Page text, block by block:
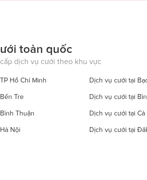
toàn quốc
dịch vụ cưới theo khu vực
Hồ Chí Minh Dịch vụ cưới tại
Tre Dịch vụ cưới tại
Thuận Dịch vụ cưới tại Cà
Nội Dịch vụ cưới tại